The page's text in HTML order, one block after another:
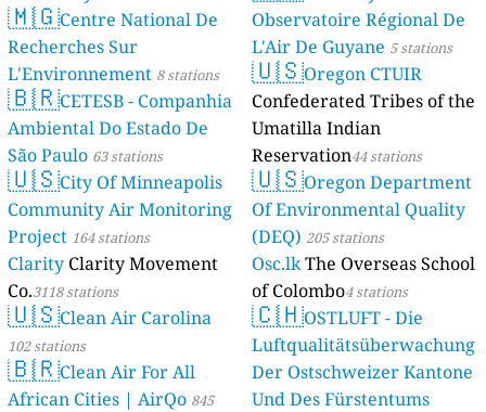
🇲🇬Centre National De
Recherches Sur
L'Environnement 8 stations
🇧🇷CETESB - Companhia
Ambiental Do Estado De
São Paulo 63 stations
🇺🇸City Of Minneapolis
Community Air Monitoring
Project 164 stations
Clarity Clarity Movement
Co.3118 stations
🇺🇸Clean Air Carolina
102 stations
🇧🇷Clean Air For All
African Cities | AirQo 845
Observatoire Régional De
L'Air De Guyane 5 stations
🇺🇸Oregon CTUIR
Confederated Tribes of the
Umatilla Indian
Reservation44 stations
🇺🇸Oregon Department
Of Environmental Quality
(DEQ) 205 stations
Osc.lkThe Overseas School
of Colombo4 stations
🇨🇭OSTLUFT - Die
Luftqualitätsüberwachung
Der Ostschweizer Kantone
Und Des Fürstentums